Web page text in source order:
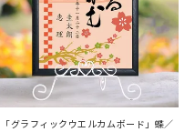
「グラフィックウエルカムボード」蝶／